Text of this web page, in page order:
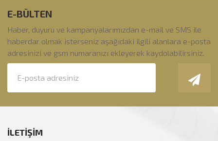
E-BÜLTEN
Haber, duyuru ve kampanyalarımızdan e-mail ve SMS ile
haberdar olmak isterseniz aşağıdaki ilgili alanlara e-posta
adresinizi ve gsm numaranızı ekleyerek kaydolabilirsiniz.
İLETİŞİM